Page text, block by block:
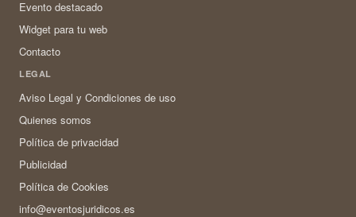
Evento destacado
Widget para tu web
Contacto
LEGAL
Aviso Legal y Condiciones de uso
Quienes somos
Política de privacidad
Publicidad
Política de Cookies
info@eventosjuridicos.es